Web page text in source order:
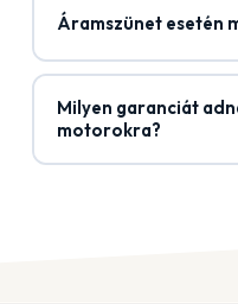
Áramszünet esetén
Milyen garanciát
motorokra?